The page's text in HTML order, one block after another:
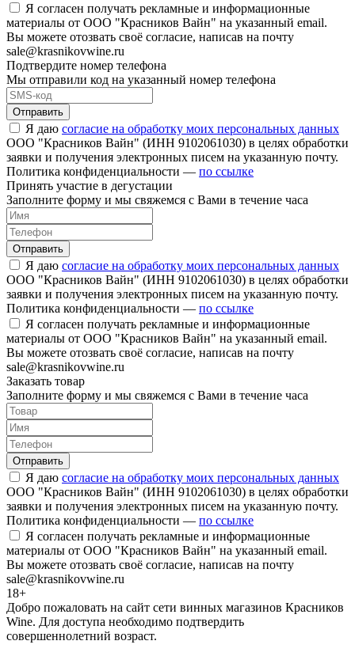
Я согласен получать рекламные и информационные
материалы от ООО "Красников Вайн" на указанный email.
Вы можете отозвать своё согласие, написав на почту
sale@krasnikovwine.ru
Подтвердите номер телефона
Мы отправили код на указанный номер телефона
Отправить
Я даю согласие на обработку моих персональных данных
ООО "Красников Вайн" (ИНН 9102061030) в целях обработки
заявки и получения электронных писем на указанную почту.
Политика конфиденциальности — по ссылке
Принять участие в дегустации
Заполните форму и мы свяжемся с Вами в течение часа
Отправить
Я даю согласие на обработку моих персональных данных
ООО "Красников Вайн" (ИНН 9102061030) в целях обработки
заявки и получения электронных писем на указанную почту.
Политика конфиденциальности — по ссылке
Я согласен получать рекламные и информационные
материалы от ООО "Красников Вайн" на указанный email.
Вы можете отозвать своё согласие, написав на почту
sale@krasnikovwine.ru
Заказать товар
Заполните форму и мы свяжемся с Вами в течение часа
Отправить
Я даю согласие на обработку моих персональных данных
ООО "Красников Вайн" (ИНН 9102061030) в целях обработки
заявки и получения электронных писем на указанную почту.
Политика конфиденциальности — по ссылке
Я согласен получать рекламные и информационные
материалы от ООО "Красников Вайн" на указанный email.
Вы можете отозвать своё согласие, написав на почту
sale@krasnikovwine.ru
18+
Добро пожаловать на сайт сети винных магазинов Красников
Wine. Для доступа необходимо подтвердить
совершеннолетний возраст.